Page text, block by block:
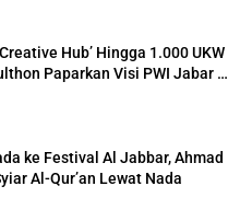
Hub’ Hingga 1.000 UKW
Paparkan Visi PWI Jabar di
ke Festival Al Jabbar, Ahmad
Al-Qur’an Lewat Nada